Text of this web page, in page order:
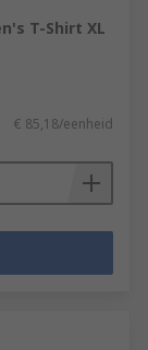
T-Shirt XL
€ 85,18/eenheid